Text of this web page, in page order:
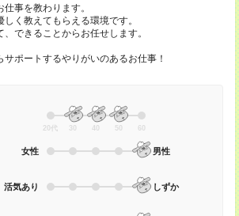
事を教わります。
く教えてもらえる環境です。
できることからお任せします。
ポートするやりがいのあるお仕事！
20代 30 40 50 60
女性 男性
活気あり しずか